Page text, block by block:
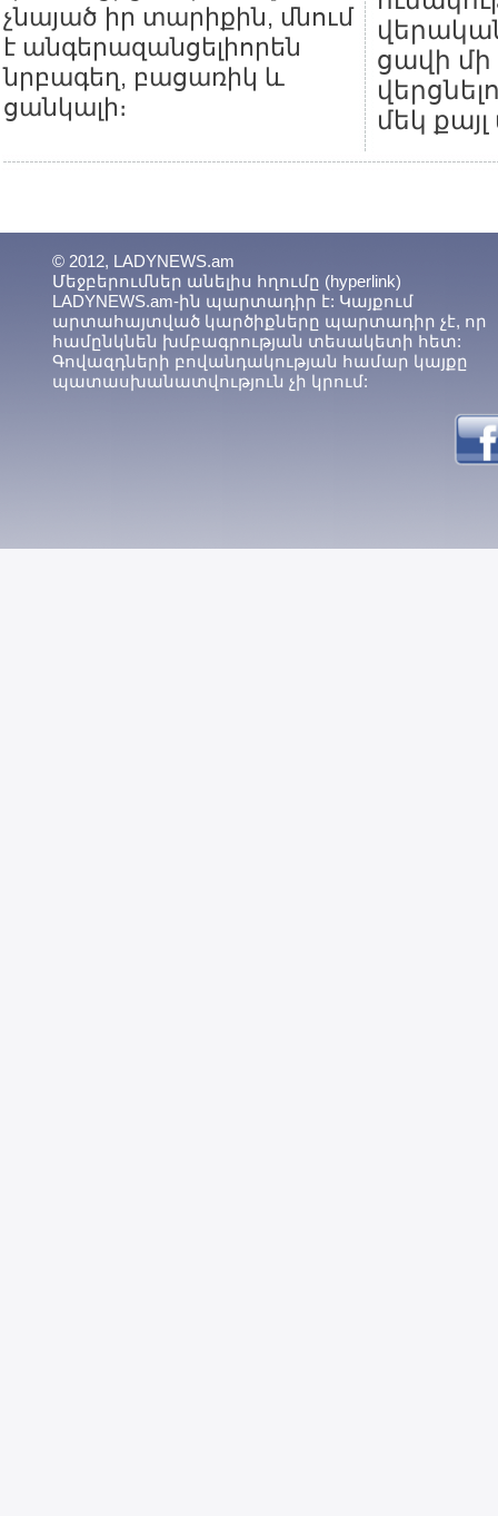
չնայած իր տարիքին, մնում
է անգերազանցելիորեն
նրբագեղ, բացառիկ և
ցանկալի։
ցավի մի
մեկ
© 2012, LADYNEWS.am
Մեջբերումներ անելիս հղումը (hyperlink)
LADYNEWS.am-ին պարտադիր է: Կայքում
արտահայտված կարծիքները պարտադիր չէ, որ
համընկնեն խմբագրության տեսակետի հետ:
Գովազդների բովանդակության համար կայքը
պատասխանատվություն չի կրում: